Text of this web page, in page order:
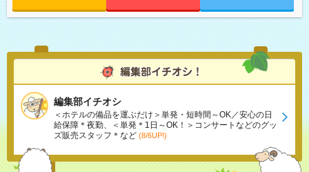
編集部イチオシ
＜ホテルの備品を運ぶだけ＞単発・短時間～OK／安心の日
給保障＊夜勤、＜単発＊1日～OK！＞コンサートなどのグッ
ズ販売スタッフ＊など (8/6UP!)